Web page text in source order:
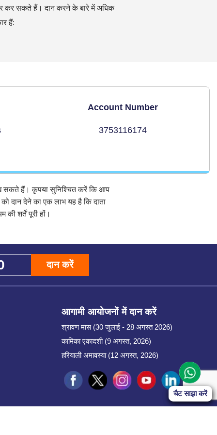
चैट साझा करें
कर सकते हैं। दान करने के बारे में अधिक
हैं:
Account Number
3753116174
सकते हैं। कृपया सुनिश्चित करें कि आप
दान देने का एक लाभ यह है कि दाता
शर्तें पूरी हों।
चैट साझा करें
दान करें
आगामी आयोजनों में दान करें
श्रावण मास (30 जुलाई - 28 अगस्त 2026)
कामिका एकादशी (9 अगस्त, 2026)
हरियाली अमावस्या (12 अगस्त, 2026)